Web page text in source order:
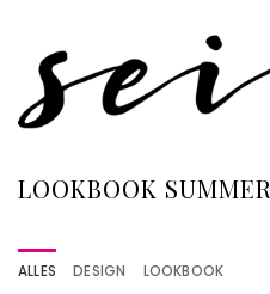
springen
LOOKBOOK SUMMER
ALLES DESIGN LOOKBOOK